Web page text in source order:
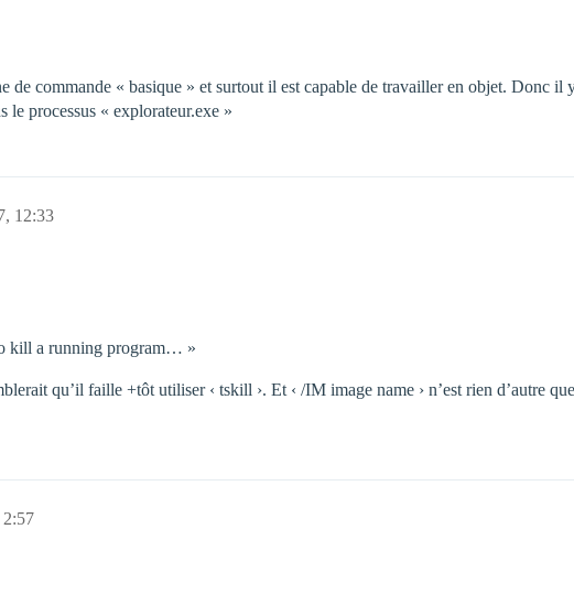
de commande « basique » et surtout il est capable de travailler en objet. Donc il
le processus « explorateur.exe »
12:33
kill a running program… »
qu’il faille +tôt utiliser ‹ tskill ›. Et ‹ /IM image name › n’est rien d’autre